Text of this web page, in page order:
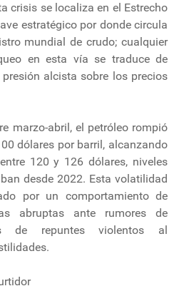
crisis se localiza en el Estrecho
estratégico por donde circula
mundial de crudo; cualquier
en esta vía se traduce de
alcista sobre los precios
marzo-abril, el petróleo rompió
dólares por barril, alcanzando
120 y 126 dólares, niveles
desde 2022. Esta volatilidad
por un comportamiento de
abruptas ante rumores de
de repuntes violentos al